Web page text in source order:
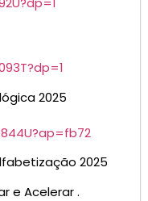
PRÓXIMA